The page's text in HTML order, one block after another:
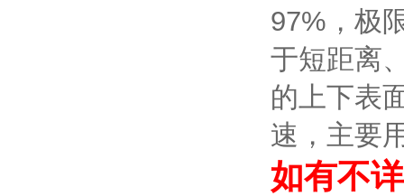
97%，极
于短距离
的上下表
速，主要
如有不